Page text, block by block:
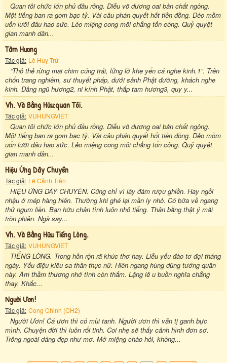
Quan tôi chức lớn phủ đầu rồng. Diễu võ dương oai bản chất ngông.
Một tiếng ban ra gom bạc tỷ. Vài câu phán quyết hốt tiền đồng. Dẻo mồm
uốn lưỡi đâu hao sức. Lẻo miệng cong môi chẳng tốn công. Quỷ quyệt
gian manh dân...
Tâm Hương
Tác giả: Lê Huy Trứ
“Thỏ thẻ rừng mai chim cúng trái, lửng lờ khe yến cá nghe kinh.1”. Trên
chốn trang nghiêm, sư thuyết pháp, dưới sảnh Phật đường, khách nghe
kinh. Dâng ngũ hương2, ni kính Phật, thắp tam hương3, quy y...
Vh. Và Bằng Hữu:quan Tôi.
Tác giả: VUHUNGVIET
Quan tôi chức lớn phủ đầu rồng. Diễu võ dương oai bản chất ngông.
Một tiếng ban ra gom bạc tỷ. Vài câu phán quyết hốt tiền đồng. Dẻo mồm
uốn lưỡi đâu hao sức. Lẻo miệng cong môi chẳng tốn công. Quỷ quyệt
gian manh dân...
Hiệu Ứng Dây Chuyền
Tác giả: Lê Cảnh Tiến
HIỆU ỨNG DÂY CHUYỀN. Cũng chỉ vì lây đám rượu ghiền. Hay ngồi
nhậu ở mép hàng hiên. Thường khi ghé lại mần ly nhỏ. Có bữa về ngang
thử ngụm liền. Bạn hữu chân tình luôn nhỏ tiếng. Thân bằng thật ý mãi
tròn phiên. Ngà say...
Vh. Và Bằng Hữu Tiếng Lòng.
Tác giả: VUHUNGVIET
TIẾNG LÒNG. Trong hồn rộn rã khúc thơ hay. Liễu yếu đào tơ đợi tháng
ngày. Yểu điệu kiêu sa thân thục nữ. Hiên ngang hùng dũng tướng quân
này. Âm thầm thương nhớ tình còn thắm. Lặng lẽ u buồn nghĩa chẳng
thay. Khắc...
Người Ươn!
Tác giả: Cong Chinh (CH2)
Người Ươn! Cá ươn thì có mùi tanh. Người ươn thì vẫn tị ganh bực
mình. Chuyện đời thì luôn rối tinh. Coi nhẹ sẽ thấy cảnh hình đơn sơ.
Trông ngoài dáng đẹp như mơ. Mở miệng chào hỏi, không...